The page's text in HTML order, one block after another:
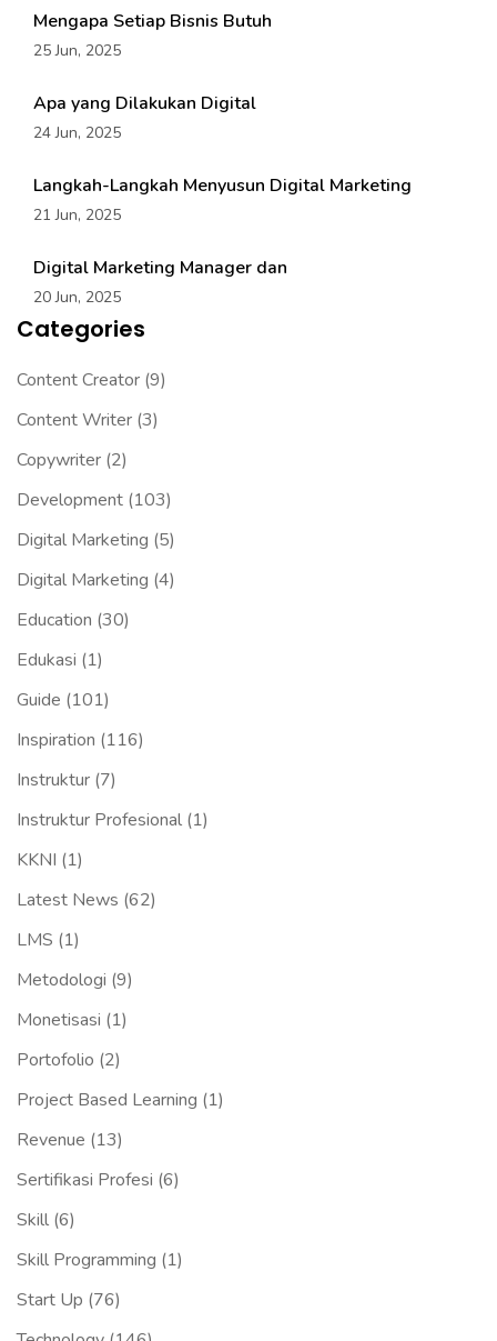
Mengapa Setiap Bisnis Butuh
25 Jun, 2025
Apa yang Dilakukan Digital
24 Jun, 2025
Langkah-Langkah Menyusun Digital Marketing
21 Jun, 2025
Digital Marketing Manager dan
20 Jun, 2025
Categories
Content Creator (9)
Content Writer (3)
Copywriter (2)
Development (103)
Digital Marketing (5)
Digital Marketing (4)
Education (30)
Edukasi (1)
Guide (101)
Inspiration (116)
Instruktur (7)
Instruktur Profesional (1)
KKNI (1)
Latest News (62)
LMS (1)
Metodologi (9)
Monetisasi (1)
Portofolio (2)
Project Based Learning (1)
Revenue (13)
Sertifikasi Profesi (6)
Skill (6)
Skill Programming (1)
Start Up (76)